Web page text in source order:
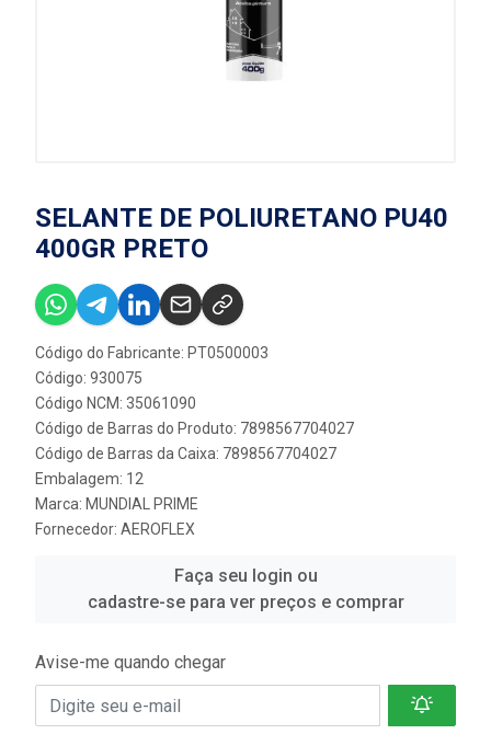
SELANTE DE POLIURETANO PU40
400GR PRETO
Código do Fabricante: PT0500003
Código: 930075
Código NCM: 35061090
Código de Barras do Produto: 7898567704027
Código de Barras da Caixa: 7898567704027
Embalagem: 12
Marca: MUNDIAL PRIME
Fornecedor: AEROFLEX
Faça seu login ou
cadastre-se para ver preços e comprar
Avise-me quando chegar